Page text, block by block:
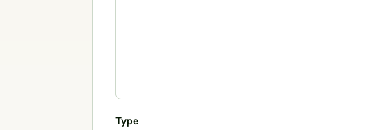
Type